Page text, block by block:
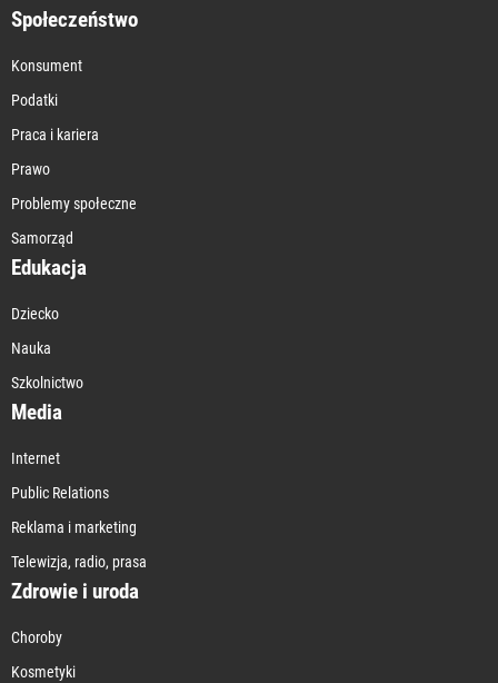
Społeczeństwo
Konsument
Podatki
Praca i kariera
Prawo
Problemy społeczne
Samorząd
Edukacja
Dziecko
Nauka
Szkolnictwo
Media
Internet
Public Relations
Reklama i marketing
Telewizja, radio, prasa
Zdrowie i uroda
Choroby
Kosmetyki